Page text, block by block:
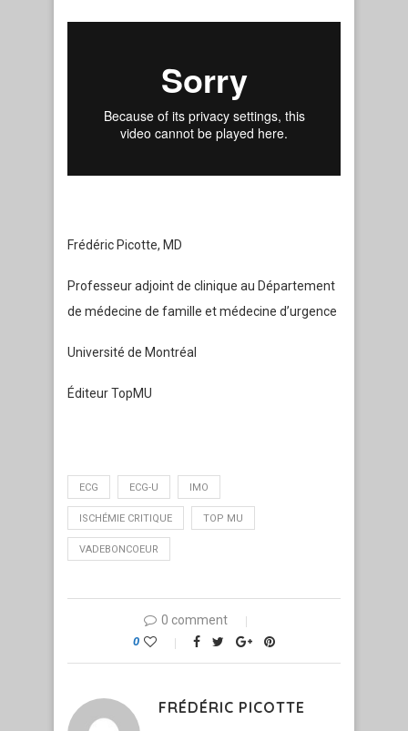
Frédéric Picotte, MD
Professeur adjoint de clinique au Département
de médecine de famille et médecine d’urgence
Université de Montréal
Éditeur TopMU
ECG ECG-U IMO
ISCHÉMIE CRITIQUE TOP MU
VADEBONCOEUR
0 comment
0
FRÉDÉRIC PICOTTE